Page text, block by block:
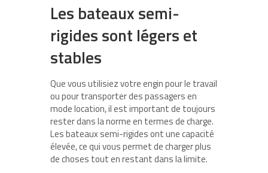
Les bateaux semi-
rigides sont légers et
stables
Que vous utilisiez votre engin pour le travail
ou pour transporter des passagers en
mode location, il est important de toujours
rester dans la norme en termes de charge.
Les bateaux semi-rigides ont une capacité
élevée, ce qui vous permet de charger plus
de choses tout en restant dans la limite.